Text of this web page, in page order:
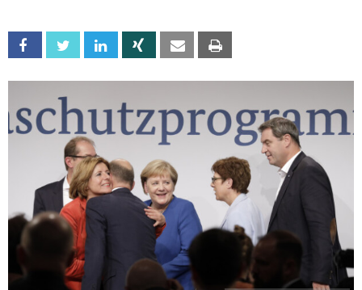
Facebook Twitter Linkedin Xing Email